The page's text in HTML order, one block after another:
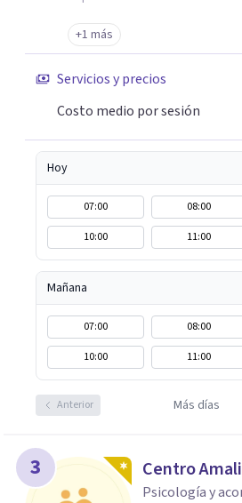
+1 más
Servicios y precios
Costo medio por sesión
Hoy
07:00 08:00
10:00
11:00
Mañana
07:00 08:00
10:00
11:00
Anterior Más días
3 Centro
Psicología y